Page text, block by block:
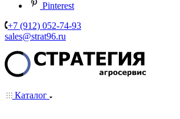
Pinterest
+7 (912) 052-74-93
sales@strat96.ru
Каталог